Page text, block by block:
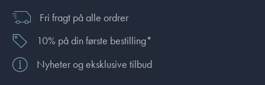
Fri fragt på alle ordrer
10% på din første bestilling*
Nyheter og eksklusive tilbud